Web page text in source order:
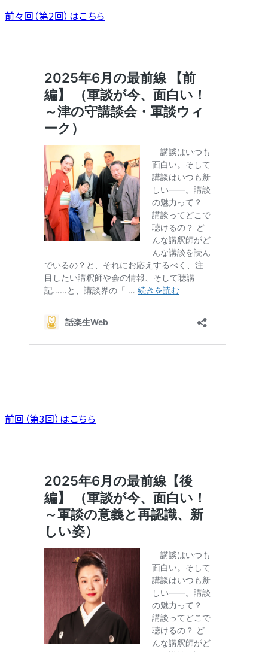
前々回（第2回）はこちら
前回（第3回）はこちら